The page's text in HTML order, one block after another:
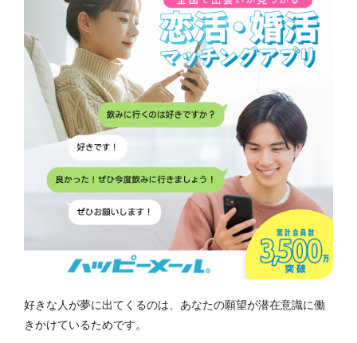
好きな人が夢に出てくるのは、あなたの願望が潜在意識に働
きかけているためです。